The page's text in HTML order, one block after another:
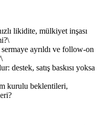
likidite, mülkiyet inşası
ayrıldı ve follow-on
destek, satış baskısı yoksa
kurulu beklentileri,